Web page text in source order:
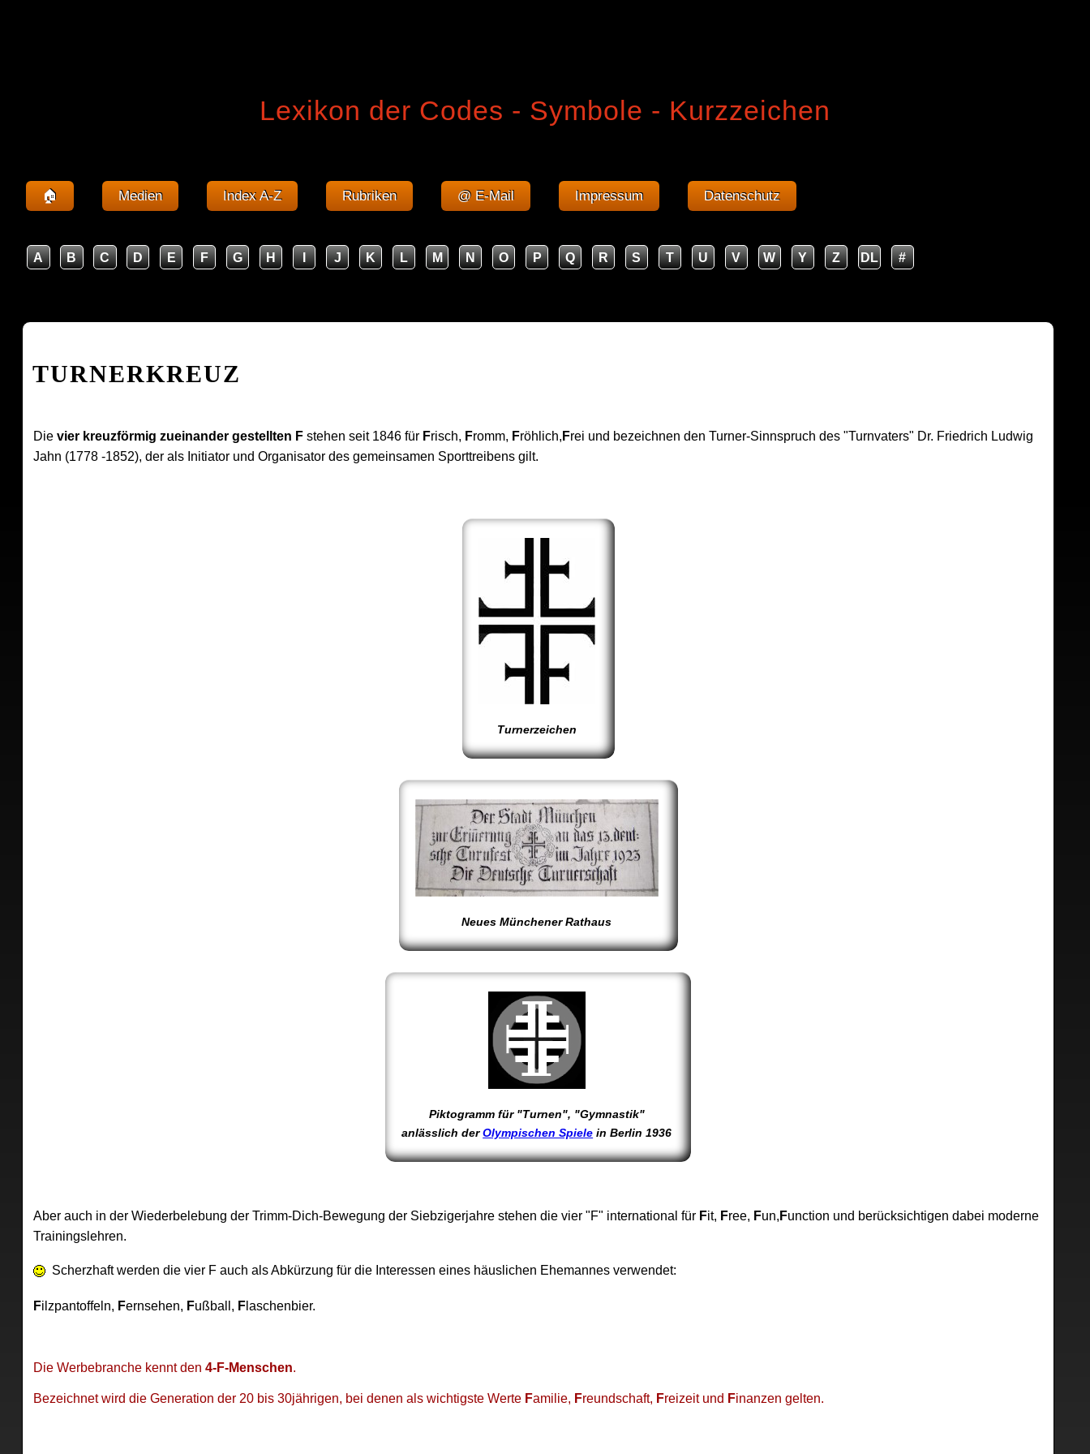
Lexikon der Codes - Symbole - Kurzzeichen
🏠 Medien Index A-Z Rubriken @ E-Mail Impressum Datenschutz
A B C D E F G H I J K L M N O P Q R S T U V W Y Z DL #
TURNERKREUZ
Die vier kreuzförmig zueinander gestellten F stehen seit 1846 für Frisch, Fromm, Fröhlich, Frei und bezeichnen den Turner-Sinnspruch des "Turnvaters" Dr. Friedrich Ludwig
Jahn (1778 -1852), der als Initiator und Organisator des gemeinsamen Sporttreibens gilt.
Turnerzeichen
Neues Münchener Rathaus
Piktogramm für "Turnen", "Gymnastik"
anlässlich derOlympischen Spiele in Berlin 1936
Aber auch in der Wiederbelebung der Trimm-Dich-Bewegung der Siebzigerjahre stehen die vier "F" international für Fit, Free, Fun, Function und berücksichtigen dabei moderne
Trainingslehren.
Scherzhaft werden die vier F auch als Abkürzung für die Interessen eines häuslichen Ehemannes verwendet:
Filzpantoffeln, Fernsehen, Fußball, F laschenbier.
Die Werbebranche kennt den 4-F-Menschen.
Bezeichnet wird die Generation der 20 bis 30jährigen, bei denen als wichtigste Werte Familie, Freundschaft, Freizeit und Finanzen gelten.